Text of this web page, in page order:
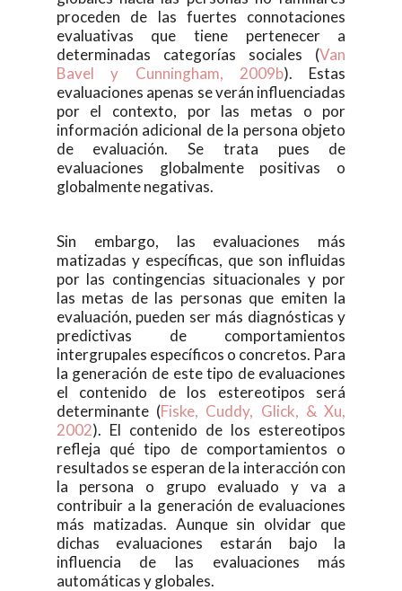
proceden de las fuertes connotaciones
evaluativas que tiene pertenecer a
determinadas categorías sociales (Van
Bavel y Cunningham, 2009b). Estas
evaluaciones apenas se verán influenciadas
por el contexto, por las metas o por
información adicional de la persona objeto
de evaluación. Se trata pues de
evaluaciones globalmente positivas o
globalmente negativas.
Sin embargo, las evaluaciones más
matizadas y específicas, que son influidas
por las contingencias situacionales y por
las metas de las personas que emiten la
evaluación, pueden ser más diagnósticas y
predictivas de comportamientos
intergrupales específicos o concretos. Para
la generación de este tipo de evaluaciones
el contenido de los estereotipos será
determinante (Fiske, Cuddy, Glick, & Xu,
2002). El contenido de los estereotipos
refleja qué tipo de comportamientos o
resultados se esperan de la interacción con
la persona o grupo evaluado y va a
contribuir a la generación de evaluaciones
más matizadas. Aunque sin olvidar que
dichas evaluaciones estarán bajo la
influencia de las evaluaciones más
automáticas y globales.